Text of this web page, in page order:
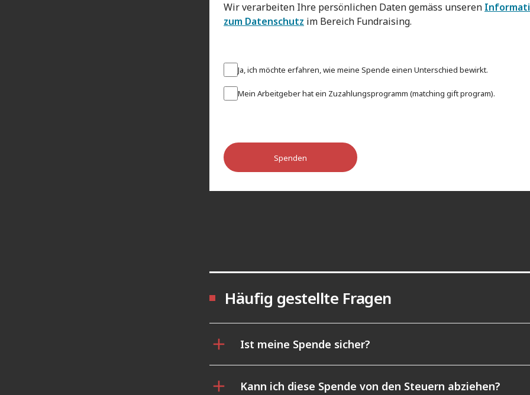
Wir verarbeiten Ihre persönlichen Daten gemäss unseren
zum Datenschutz im Bereich Fundraising.
Ja, ich möchte erfahren, wie meine Spende einen Unterschied bewirkt.
Mein Arbeitgeber hat ein Zuzahlungsprogramm (matching gift program).
Spenden
Häufig gestellte Fragen
Ist meine Spende sicher?
Kann ich diese Spende von den Steuern abziehen?